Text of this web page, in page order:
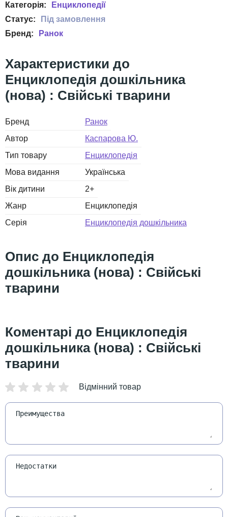
Енциклопедії
Ранок
Енциклопедія дошкільника
(нова) : Свійські тварини
Бренд
Ранок
Автор
Каспарова Ю.
Тип товару
Енциклопедія
Мова видання
Українська
Вік дитини
2+
Жанр
Енциклопедія
Серія
Енциклопедія дошкільника
Енциклопедія
дошкільника (нова) : Свійські
тварини
Енциклопедія
дошкільника (нова) : Свійські
тварини